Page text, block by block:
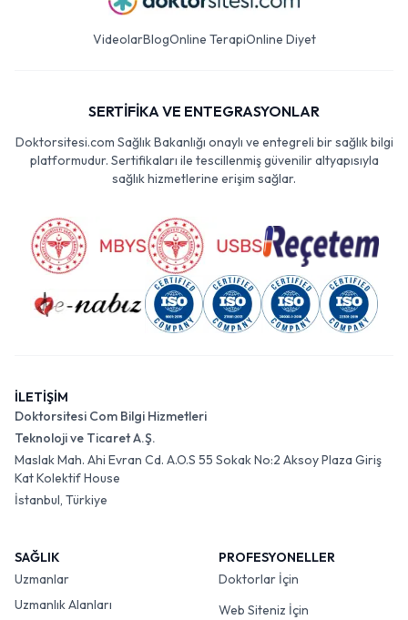
VideolarBlogOnline TerapiOnline Diyet
SERTİFİKA VE ENTEGRASYONLAR
Doktorsitesi.com Sağlık Bakanlığı onaylı ve entegreli bir sağlık bilgi
platformudur. Sertifikaları ile tescillenmiş güvenilir altyapısıyla
sağlık hizmetlerine erişim sağlar.
İLETİŞİM
Doktorsitesi Com Bilgi Hizmetleri
Teknoloji ve Ticaret A.Ş.
Maslak Mah. Ahi Evran Cd. A.O.S 55 Sokak No:2 Aksoy Plaza Giriş
Kat Kolektif House
İstanbul, Türkiye
SAĞLIK
Uzmanlar
Uzmanlık Alanları
PROFESYONELLER
Doktorlar İçin
Web Siteniz İçin